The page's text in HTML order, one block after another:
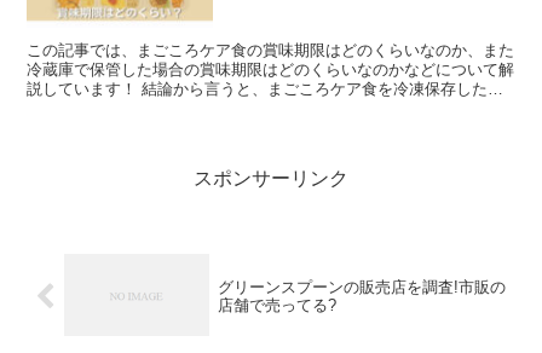
この記事では、まごころケア食の賞味期限はどのくらいなのか、また
冷蔵庫で保管した場合の賞味期限はどのくらいなのかなどについて解
説しています！ 結論から言うと、まごころケア食を冷凍保存した場
スポンサーリンク
グリーンスプーンの販売店を調査!市販の
店舗で売ってる?